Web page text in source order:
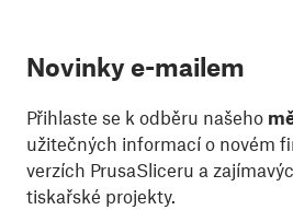
Novinky e-mailem
Přihlaste se k odběru našeho
užitečných informací o novém
verzích PrusaSliceru a
tiskařské projekty.